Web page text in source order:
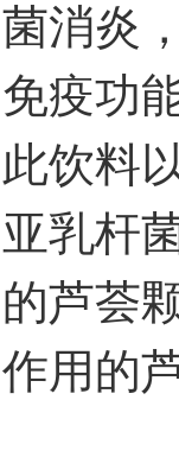
菌消炎
免疫功
此饮料
亚乳杆
的芦荟
作用的